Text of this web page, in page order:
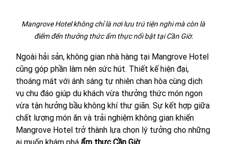
Mangrove Hotel không chỉ là nơi lưu trú tiện nghi mà còn là
điểm đến thưởng thức ẩm thực nổi bật tại Cần Giờ.
Ngoài hải sản, không gian nhà hàng tại Mangrove Hotel
cũng góp phần làm nên sức hút. Thiết kế hiện đại,
thoáng mát với ánh sáng tự nhiên chan hòa cùng dịch
vụ chu đáo giúp du khách vừa thưởng thức món ngon
vừa tận hưởng bầu không khí thư giãn. Sự kết hợp giữa
chất lượng món ăn và trải nghiệm không gian khiến
Mangrove Hotel trở thành lựa chọn lý tưởng cho những
ai muốn khám phá ẩm thực Cần Giờ.